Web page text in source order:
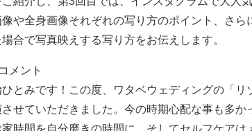
や全身画像それぞれの写り方のポイント、さら
合で写真映えする写り方をお伝えします。
メント
とみです！この度、ワタベウェディングの「リ
せていただきました。今の時期心配な事も多か